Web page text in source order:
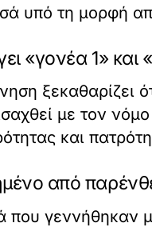
υπό τη μορφή
«γονέα 1» και
ξεκαθαρίζει
με τον
και
από
που γεννήθηκαν